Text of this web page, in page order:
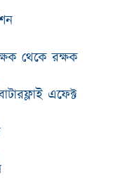
থেকে রক্ষক
এফেক্ট